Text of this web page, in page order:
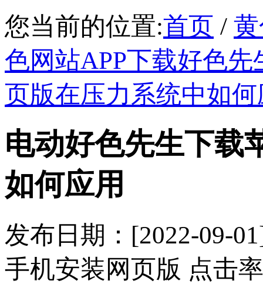
您当前的位置:首页 /
色网站APP下载好色先
页版在压力系统中如
电动好色先生下载
如何应用
发布日期：[2022-
手机安装网页版 点击率